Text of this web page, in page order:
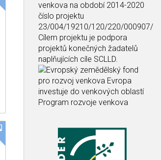
venkova na období 2014-2020
číslo projektu
23/004/19210/120/220/000907/
Cílem projektu je podpora
projektů konečných žadatelů
naplňujících cíle SCLLD.